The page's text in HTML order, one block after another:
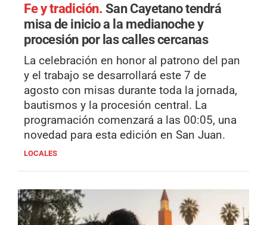
Fe y tradición. San Cayetano tendrá
misa de inicio a la medianoche y
procesión por las calles cercanas
La celebración en honor al patrono del pan
y el trabajo se desarrollará este 7 de
agosto con misas durante toda la jornada,
bautismos y la procesión central. La
programación comenzará a las 00:05, una
novedad para esta edición en San Juan.
LOCALES